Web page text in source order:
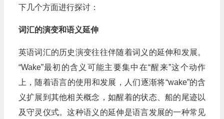
下几个方面进行探讨：
词汇的演变和语义延伸
英语词汇的历史演变往往伴随着词义的延伸和发展。
“Wake”最初的含义可能主要集中在“醒来”这个动作
上，随着语言的使用和发展，人们逐渐将“wake”的含
义扩展到其他相关概念，如醒着的状态、船的尾迹以
及守灵仪式。这种语义的延伸是语言发展的一种常见